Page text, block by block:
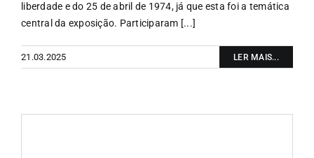
liberdade e do 25 de abril de 1974, já que esta foi a temática
central da exposição. Participaram [...]
21.03.2025 LER MAIS...